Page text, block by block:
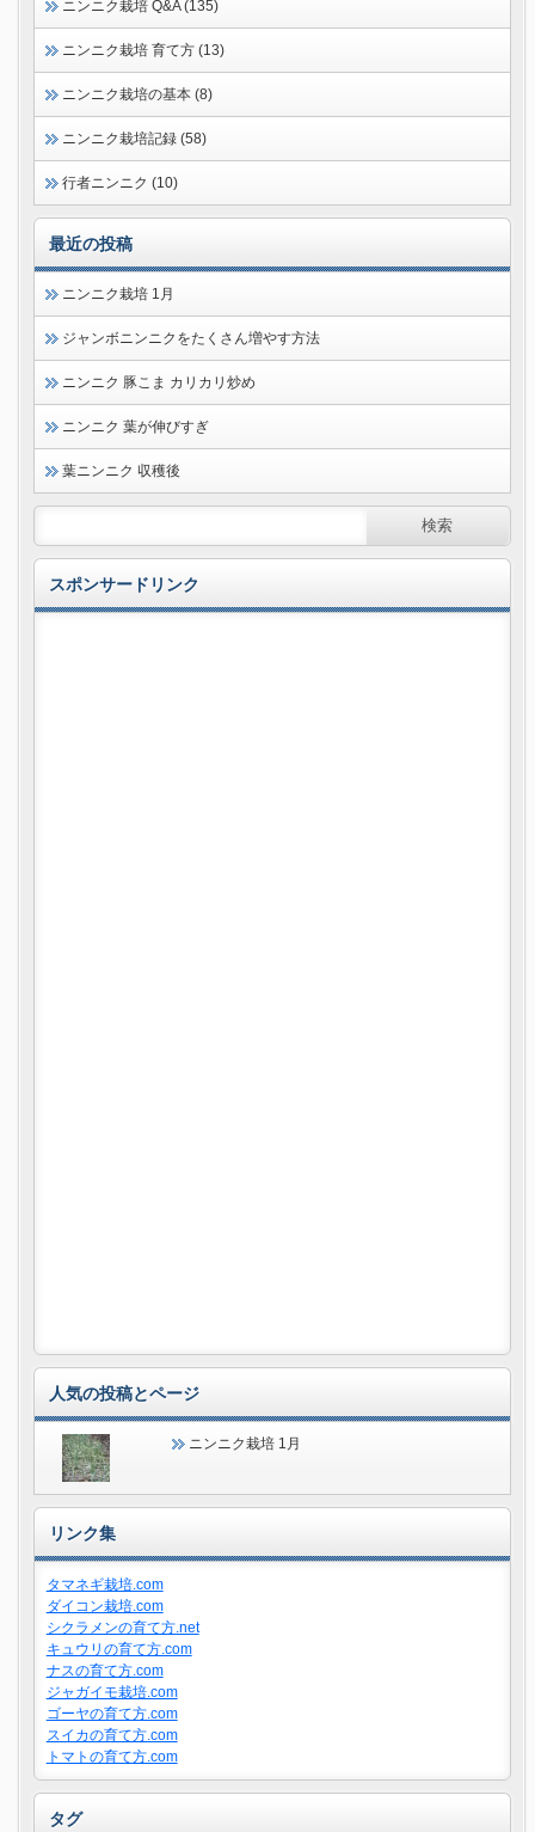
ニンニク栽培 Q&A (135)
ニンニク栽培 育て方 (13)
ニンニク栽培の基本 (8)
ニンニク栽培記録 (58)
行者ニンニク (10)
最近の投稿
ニンニク栽培 1月
ジャンボニンニクをたくさん増やす方法
ニンニク 豚こま カリカリ炒め
ニンニク 葉が伸びすぎ
葉ニンニク 収穫後
スポンサードリンク
人気の投稿とページ
ニンニク栽培 1月
リンク集
タマネギ栽培.com
ダイコン栽培.com
シクラメンの育て方.net
キュウリの育て方.com
ナスの育て方.com
ジャガイモ栽培.com
ゴーヤの育て方.com
スイカの育て方.com
トマトの育て方.com
タグ